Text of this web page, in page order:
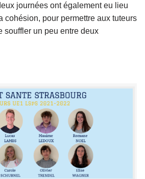
journées ont également eu lieu
cohésion, pour permettre aux tuteurs
souffler un peu entre deux